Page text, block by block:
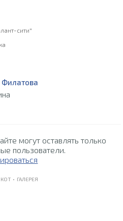
сити"
Филатова
могут оставлять только
пользователи.
• ГАЛЕРЕЯ